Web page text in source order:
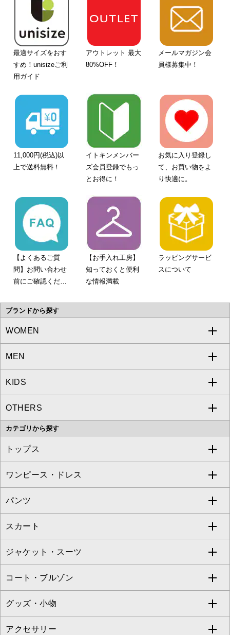
最適サイズをおす
すめ！unisizeご利
用ガイド
アウトレット 最大
80%OFF！
メールマガジン会
員様募集中！
11,000円(税込)以
上で送料無料！
イトキンメンバー
ズ会員登録でもっ
とお得に！
お気に入り登録し
て、お買い物をよ
り快適に。
【よくあるご質
問】お問い合わせ
前にご確認くださ
【お手入れ工房】
知っておくと便利
な情報満載
ラッピングサービ
スについて
ブランドから探す
WOMEN
a.v.v
MICHEL KLEIN
MK MICHEL KLEIN
OFUON le MK
Sybilla
S sybilla
Jocomomola
TARA JARMON
ZAPA
TONEA
al'aise modulation
MEN
a.v.v
MICHEL KLEIN HOMME
MK MICHEL KLEIN HOMME
KIDS
a.v.v
OTHERS
MK MICHEL KLEIN BAG
EMILIO ROBBA
BUYERS SELECT
カテゴリから探す
トップス
すべてのトップス
カットソー・Tシャツ
ブラウス・シャツ
ニット・セーター
カーディガン
アンサンブルセット
ベスト・ジレ
ワンピース・ドレス
すべてのワンピース・ドレス
ワンピース
ドレス
チュニック
ジャンパースカート
その他のワンピース・ドレス
パンツ
すべてのパンツ
フルレングスパンツ
クロップド・半端丈パンツ
ガウチョ・ワイドパンツ
ハーフ・ショート丈パンツ
スカート
すべてのスカート
ロング・マキシ丈スカート
ひざ丈スカート
ミモレ丈スカート
ジャケット・スーツ
すべてのジャケット・スーツ
テーラードジャケット
ノーカラージャケット
コート・ブルゾン
すべてのコート・ブルゾン
トレンチコート
グッズ・小物
すべてのグッズ・小物
アクセサリー